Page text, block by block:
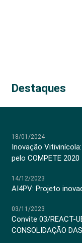
Destaques
18/01/2024
Inovação
pelo COMPETE 2020
14/12/2023
AI4PV: Projeto
03/11/2023
Convite 03/REACT-
CONSOLIDAÇÃO